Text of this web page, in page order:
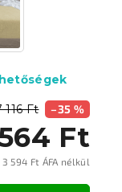
116 Ft –35 %
Ft
3 594 Ft ÁFA nélkül